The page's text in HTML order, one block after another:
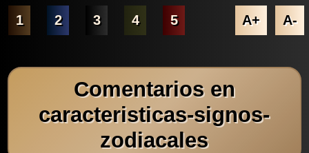
1 2 3 4 5 A+ A-
Comentarios en
caracteristicas-signos-
zodiacales